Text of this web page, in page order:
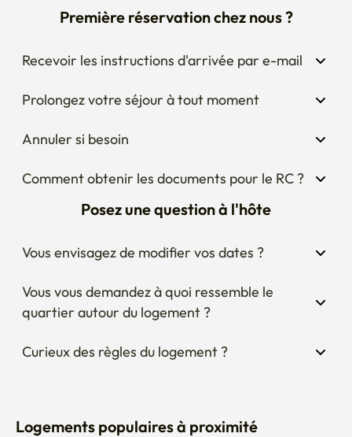
Première réservation chez nous ?
Recevoir les instructions d'arrivée par e-mail
Prolongez votre séjour à tout moment
Annuler si besoin
Comment obtenir les documents pour le RC ?
Posez une question à l'hôte
Vous envisagez de modifier vos dates ?
Vous vous demandez à quoi ressemble le
quartier autour du logement ?
Curieux des règles du logement ?
Logements populaires à proximité